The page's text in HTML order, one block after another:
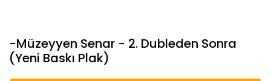
-Müzeyyen Senar - 2. Dubleden Sonra
(Yeni Baskı Plak)